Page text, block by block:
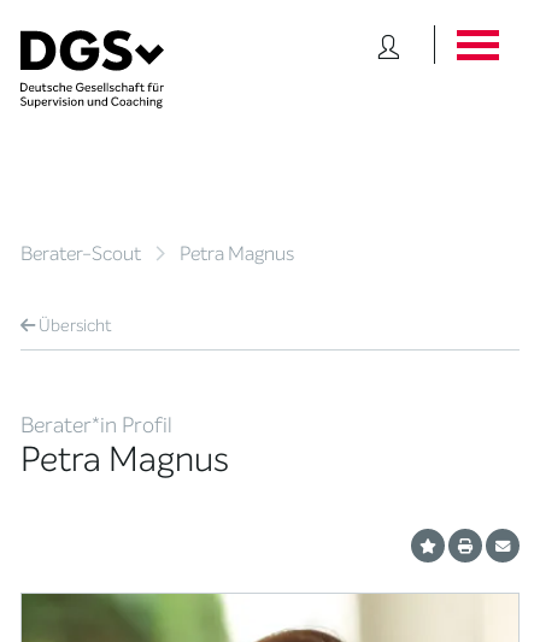
Berater-Scout Petra Magnus
Übersicht
Berater*in Profil
Petra Magnus